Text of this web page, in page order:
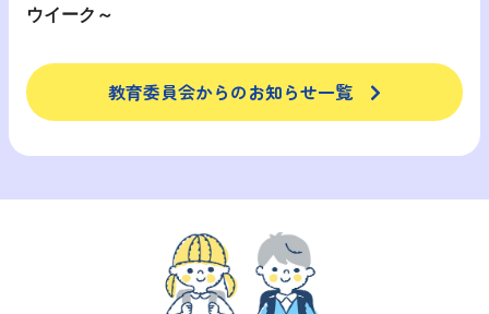
ウイーク～
教育委員会からのお知らせ一覧